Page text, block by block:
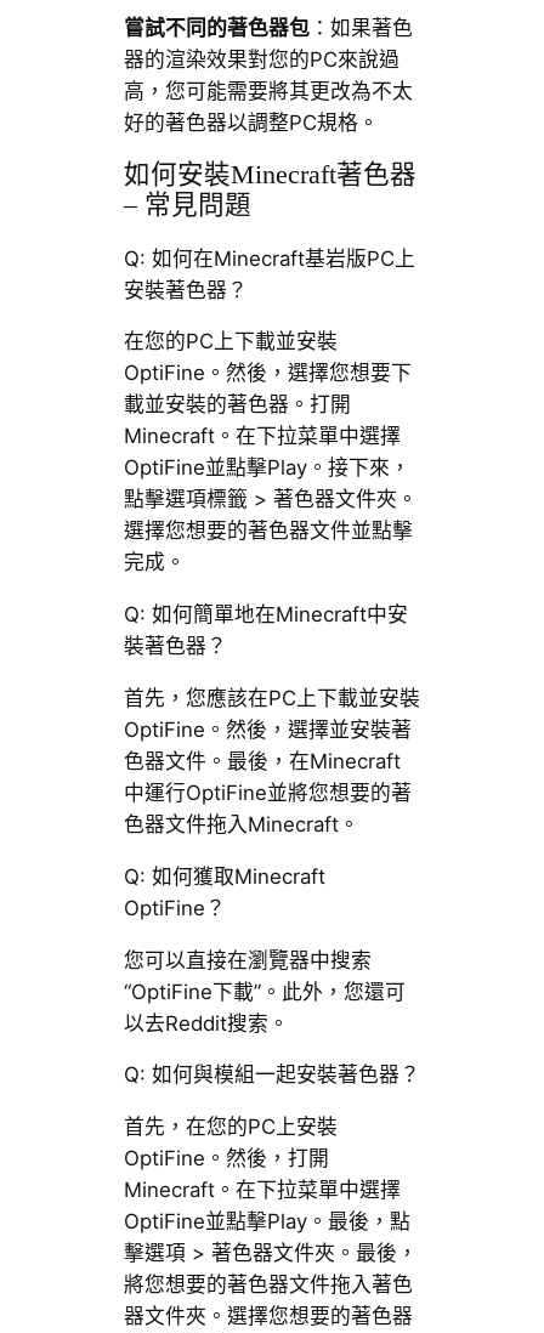
嘗試不同的著色器包：如果著色
器的渲染效果對您的PC來說過
高，您可能需要將其更改為不太
好的著色器以調整PC規格。
如何安裝Minecraft著色器
– 常見問題
Q: 如何在Minecraft基岩版PC上
安裝著色器？
在您的PC上下載並安裝
OptiFine。然後，選擇您想要下
載並安裝的著色器。打開
Minecraft。在下拉菜單中選擇
OptiFine並點擊Play。接下來，
點擊選項標籤 > 著色器文件夾。
選擇您想要的著色器文件並點擊
完成。
Q: 如何簡單地在Minecraft中安
裝著色器？
首先，您應該在PC上下載並安裝
OptiFine。然後，選擇並安裝著
色器文件。最後，在Minecraft
中運行OptiFine並將您想要的著
色器文件拖入Minecraft。
Q: 如何獲取Minecraft
OptiFine？
您可以直接在瀏覽器中搜索
“OptiFine下載”。此外，您還可
以去Reddit搜索。
Q: 如何與模組一起安裝著色器？
首先，在您的PC上安裝
OptiFine。然後，打開
Minecraft。在下拉菜單中選擇
OptiFine並點擊Play。最後，點
擊選項 > 著色器文件夾。最後，
將您想要的著色器文件拖入著色
器文件夾。選擇您想要的著色器